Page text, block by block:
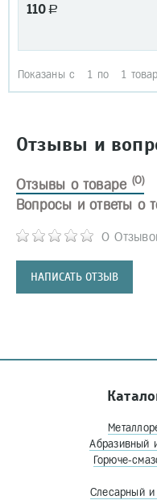
110 a
Показаны с 1 по 1
Отзывы и
Отзывы о товаре (0)
0
НАПИСАТЬ ОТЗЫВ
Вопросы и ответы о
Абразивный
Горюче-
Слесарный и